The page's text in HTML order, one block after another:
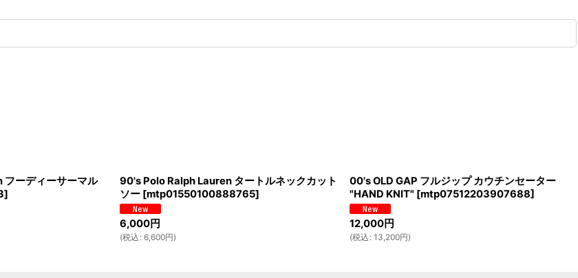
ーディーサーマル
]
90's Polo Ralph Lauren タートルネックカット
ソー [mtp01550100888765]
6,000円
(税込 : 6,600円)
00's OLD GAP フルジップ カウチンセーター
"HAND KNIT" [mtp07512203907688]
12,000円
(税込 : 13,200円)